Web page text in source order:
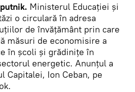
Ministerul Educației și
o circulară în adresa
de învățământ prin care
măsuri de economisire a
în școli și grădinițe în
energetic. Anunțul a
Capitalei, Ion Ceban, pe